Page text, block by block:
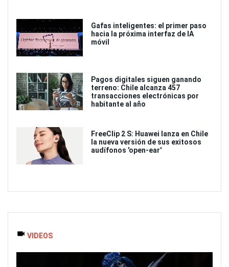
Gafas inteligentes: el primer paso
hacia la próxima interfaz de IA
móvil
Pagos digitales siguen ganando
terreno: Chile alcanza 457
transacciones electrónicas por
habitante al año
FreeClip 2 S: Huawei lanza en Chile
la nueva versión de sus exitosos
audífonos 'open-ear'
VIDEOS